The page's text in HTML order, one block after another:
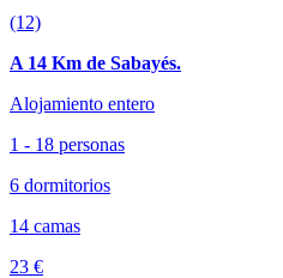
(12)
A 14 Km de Sabayés.
Alojamiento entero
1 - 18 personas
6 dormitorios
14 camas
23 €